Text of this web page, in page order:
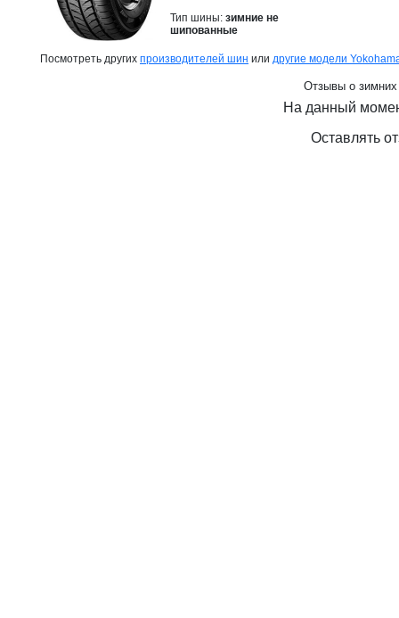
Тип шины: зимние не
шипованные
Посмотреть других производителей шин или другие модели
Отзывы о зимних
На данный
Оставлять